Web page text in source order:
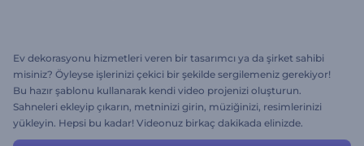
Ev dekorasyonu hizmetleri veren bir tasarımcı ya da şirket sahibi
misiniz? Öyleyse işlerinizi çekici bir şekilde sergilemeniz gerekiyor!
Bu hazır şablonu kullanarak kendi video projenizi oluşturun.
Sahneleri ekleyip çıkarın, metninizi girin, müziğinizi, resimlerinizi
yükleyin. Hepsi bu kadar! Videonuz birkaç dakikada elinizde.